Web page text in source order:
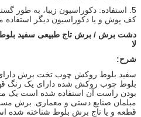
5. استفاده: دکوراسیون زیبا، به طور
کف پوش و یا دکوراسیون دیگر استفاده
لا
شرح:
بلوط چوب روکش شده دارای یک رنگ
بودن راست آن استفاده شده است یک
مبلمان صنایع دستی و معماری. برش
قطعه و یا تاج برش بلوط شناخته شده